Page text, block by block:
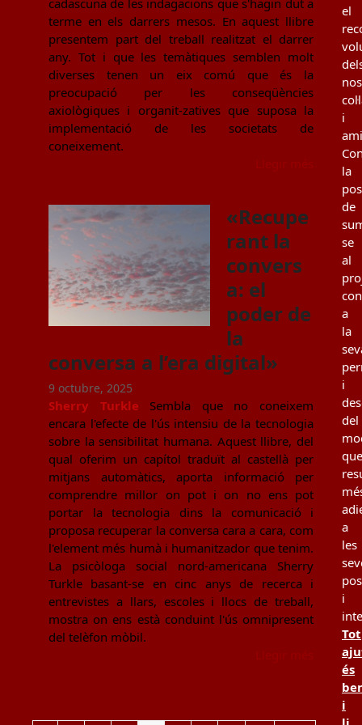
cadascuna de les indagacions que s'hagin dut a
terme en els darrers mesos. En aquest llibre
presentem part del treball realitzat el darrer
any. Tot i que les temàtiques semblen molt
diverses tenen un eix comú que és la
preocupació per les conseqüències
axiològiques i organit-zatives que suposa la
implementació de les societats de
coneixement.
«Recupe
rant la
convers
a: el
poder de
la
conversa a l’era digital»
9 octubre, 2025
Sherry Turkle Sembla que no coneixem
encara l'efecte de l'ús intensiu de la tecnologia
sobre la sensibilitat humana. Aquest llibre, del
qual oferim un capítol traduït al castellà per
mitjans automàtics, aporta informació per
comprendre millor on pot i on no ens pot
portar la tecnologia dins la comunicació i
proposa recuperar la conversa cara a cara, com
l'element més humà i humanitzador que tenim.
La psicòloga social nord-americana Sherry
Turkle basant-se en cinc anys de recerca i
entrevistes a llars, escoles i llocs de treball,
mostra on ens està conduint l'ús omnipresent
del telèfon mòbil.
el
i
la
de
se
al
a
la
i
del
que
a
les
i
Tot
és
i